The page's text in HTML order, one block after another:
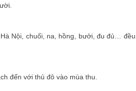
Nội, chuối, na, hồng, bưởi, đu đủ… đều
đến với thủ đô vào mùa thu.